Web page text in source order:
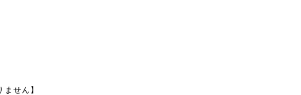
ません】